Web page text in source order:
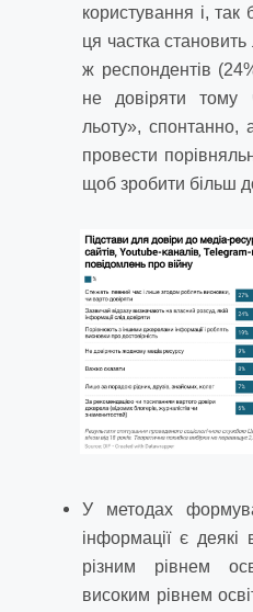
користування і,
ця частка
ж респондентів
не довіряти тому
льоту»,
провести
щоб зробити більш
У методах
інформації є деякі
різним рівнем
високим рівнем